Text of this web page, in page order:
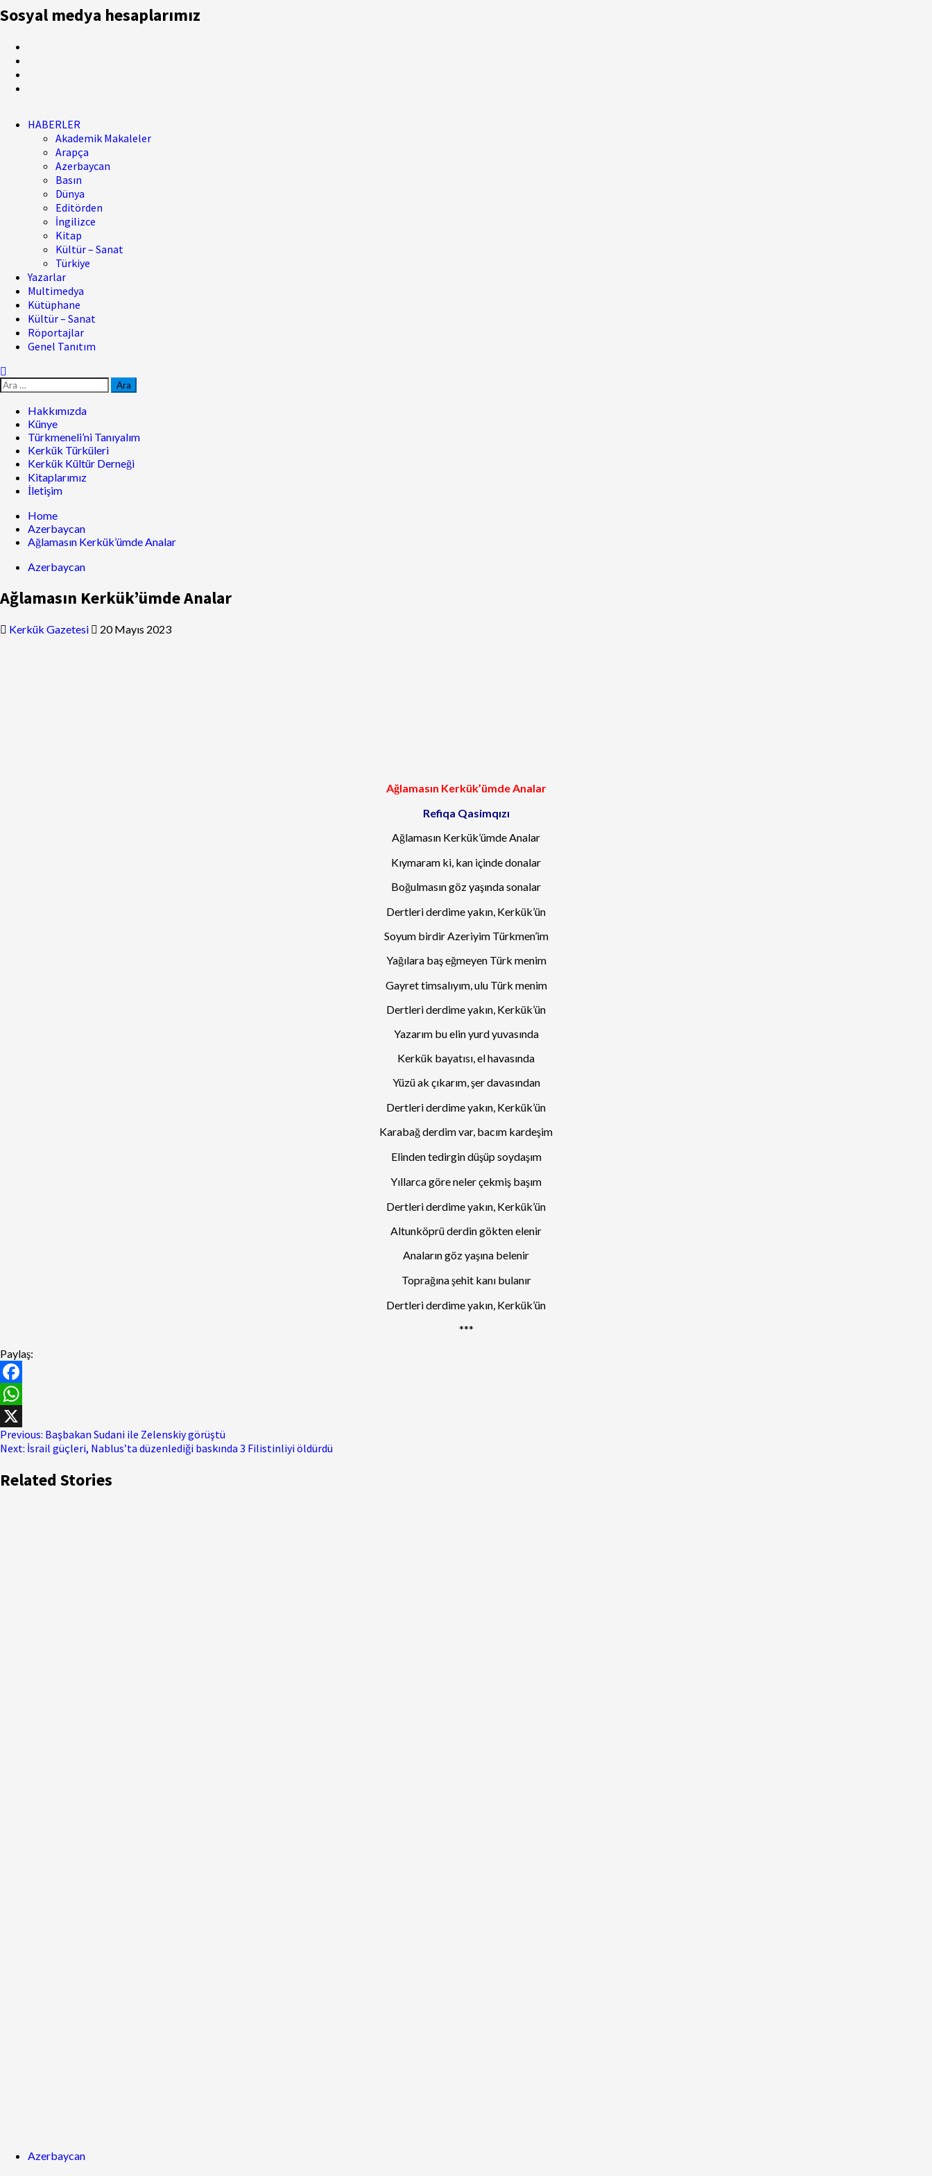
Sosyal medya hesaplarımız
HABERLER
Akademik Makaleler
Arapça
Azerbaycan
Basın
Dünya
Editörden
İngilizce
Kitap
Kültür – Sanat
Türkiye
Yazarlar
Multimedya
Kütüphane
Kültür – Sanat
Röportajlar
Genel Tanıtım
Hakkımızda
Künye
Türkmeneli’ni Tanıyalım
Kerkük Türküleri
Kerkük Kültür Derneği
Kitaplarımız
İletişim
Home
Azerbaycan
Ağlamasın Kerkük’ümde Analar
Azerbaycan
Ağlamasın Kerkük’ümde Analar
Kerkük Gazetesi 20 Mayıs 2023
Ağlamasın Kerkük’ümde Analar
Refiqa Qasimqızı
Ağlamasın Kerkük’ümde Analar
Kıymaram ki, kan içinde donalar
Boğulmasın göz yaşında sonalar
Dertleri derdime yakın, Kerkük’ün
Soyum birdir Azeriyim Türkmen’im
Yağılara baş eğmeyen Türk menim
Gayret timsalıyım, ulu Türk menim
Dertleri derdime yakın, Kerkük’ün
Yazarım bu elin yurd yuvasında
Kerkük bayatısı, el havasında
Yüzü ak çıkarım, şer davasından
Dertleri derdime yakın, Kerkük’ün
Karabağ derdim var, bacım kardeşim
Elinden tedirgin düşüp soydaşım
Yıllarca göre neler çekmiş başım
Dertleri derdime yakın, Kerkük’ün
Altunköprü derdin gökten elenir
Anaların göz yaşına belenir
Toprağına şehit kanı bulanır
Dertleri derdime yakın, Kerkük’ün
***
Paylaş:
Facebook
WhatsApp
X
Previous: Başbakan Sudani ile Zelenskiy görüştü
Next: İsrail güçleri, Nablus’ta düzenlediği baskında 3 Filistinliyi öldürdü
Related Stories
Azerbaycan